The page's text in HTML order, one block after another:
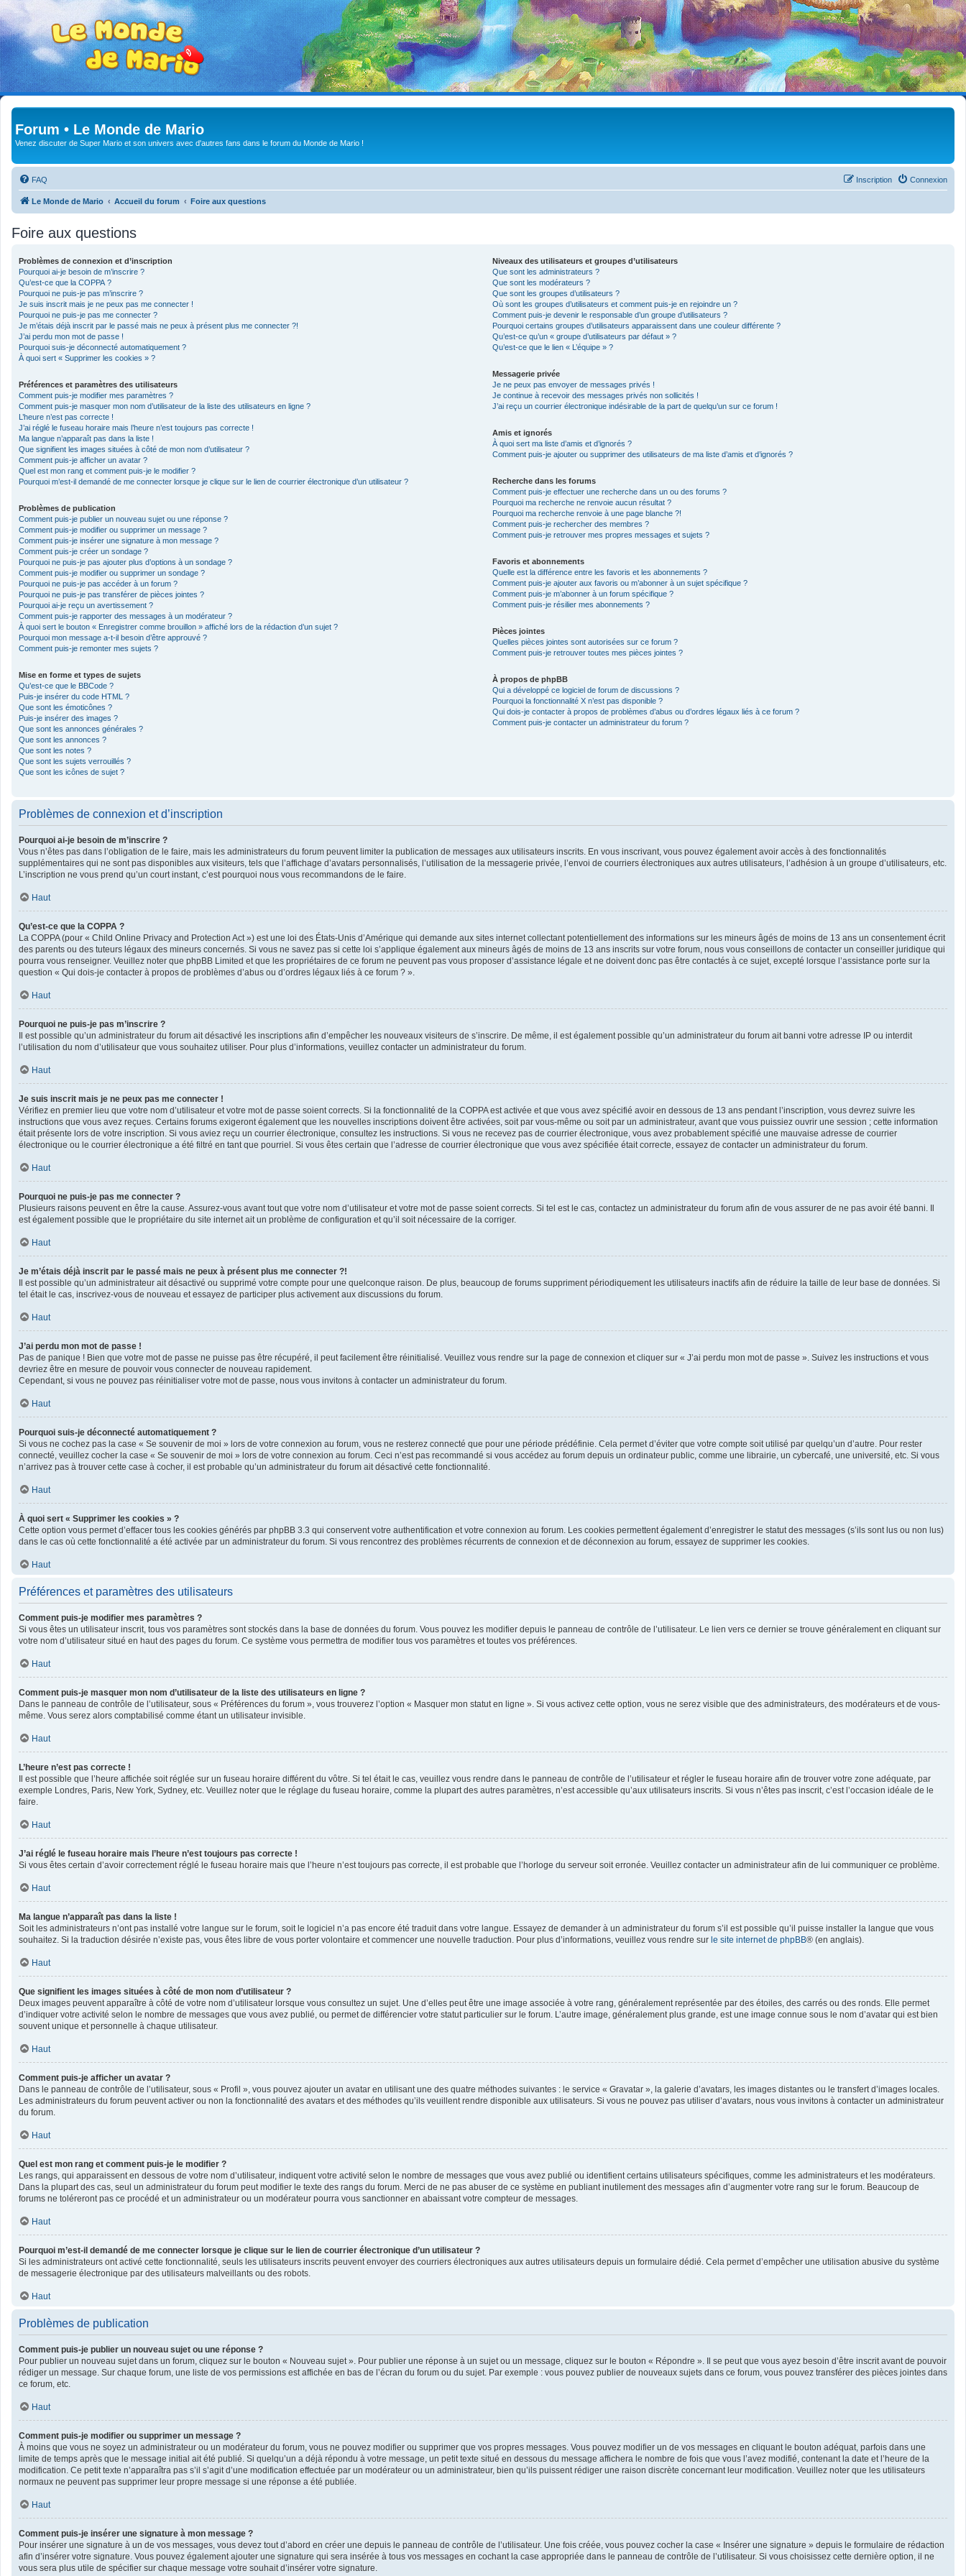
Forum • Le Monde de Mario
Venez discuter de Super Mario et son univers avec d'autres fans dans le forum du Monde de Mario !
FAQ Connexion
Inscription
Le Monde de Mario Accueil du forum Foire aux questions
Foire aux questions
Problèmes de connexion et d’inscription
Pourquoi ai-je besoin de m’inscrire ?
Qu’est-ce que la COPPA ?
Pourquoi ne puis-je pas m’inscrire ?
Je suis inscrit mais je ne peux pas me connecter !
Pourquoi ne puis-je pas me connecter ?
Je m’étais déjà inscrit par le passé mais ne peux à présent plus me connecter ?!
J’ai perdu mon mot de passe !
Pourquoi suis-je déconnecté automatiquement ?
À quoi sert « Supprimer les cookies » ?
Préférences et paramètres des utilisateurs
Comment puis-je modifier mes paramètres ?
Comment puis-je masquer mon nom d’utilisateur de la liste des utilisateurs en ligne ?
L’heure n’est pas correcte !
J’ai réglé le fuseau horaire mais l’heure n’est toujours pas correcte !
Ma langue n’apparaît pas dans la liste !
Que signifient les images situées à côté de mon nom d’utilisateur ?
Comment puis-je afficher un avatar ?
Quel est mon rang et comment puis-je le modifier ?
Pourquoi m’est-il demandé de me connecter lorsque je clique sur le lien de courrier électronique d’un utilisateur ?
Problèmes de publication
Comment puis-je publier un nouveau sujet ou une réponse ?
Comment puis-je modifier ou supprimer un message ?
Comment puis-je insérer une signature à mon message ?
Comment puis-je créer un sondage ?
Pourquoi ne puis-je pas ajouter plus d’options à un sondage ?
Comment puis-je modifier ou supprimer un sondage ?
Pourquoi ne puis-je pas accéder à un forum ?
Pourquoi ne puis-je pas transférer de pièces jointes ?
Pourquoi ai-je reçu un avertissement ?
Comment puis-je rapporter des messages à un modérateur ?
À quoi sert le bouton « Enregistrer comme brouillon » affiché lors de la rédaction d’un sujet ?
Pourquoi mon message a-t-il besoin d’être approuvé ?
Comment puis-je remonter mes sujets ?
Mise en forme et types de sujets
Qu’est-ce que le BBCode ?
Puis-je insérer du code HTML ?
Que sont les émoticônes ?
Puis-je insérer des images ?
Que sont les annonces générales ?
Que sont les annonces ?
Que sont les notes ?
Que sont les sujets verrouillés ?
Que sont les icônes de sujet ?
Niveaux des utilisateurs et groupes d’utilisateurs
Que sont les administrateurs ?
Que sont les modérateurs ?
Que sont les groupes d’utilisateurs ?
Où sont les groupes d’utilisateurs et comment puis-je en rejoindre un ?
Comment puis-je devenir le responsable d’un groupe d’utilisateurs ?
Pourquoi certains groupes d’utilisateurs apparaissent dans une couleur différente ?
Qu’est-ce qu’un « groupe d’utilisateurs par défaut » ?
Qu’est-ce que le lien « L’équipe » ?
Messagerie privée
Je ne peux pas envoyer de messages privés !
Je continue à recevoir des messages privés non sollicités !
J’ai reçu un courrier électronique indésirable de la part de quelqu’un sur ce forum !
Amis et ignorés
À quoi sert ma liste d’amis et d’ignorés ?
Comment puis-je ajouter ou supprimer des utilisateurs de ma liste d’amis et d’ignorés ?
Recherche dans les forums
Comment puis-je effectuer une recherche dans un ou des forums ?
Pourquoi ma recherche ne renvoie aucun résultat ?
Pourquoi ma recherche renvoie à une page blanche ?!
Comment puis-je rechercher des membres ?
Comment puis-je retrouver mes propres messages et sujets ?
Favoris et abonnements
Quelle est la différence entre les favoris et les abonnements ?
Comment puis-je ajouter aux favoris ou m’abonner à un sujet spécifique ?
Comment puis-je m’abonner à un forum spécifique ?
Comment puis-je résilier mes abonnements ?
Pièces jointes
Quelles pièces jointes sont autorisées sur ce forum ?
Comment puis-je retrouver toutes mes pièces jointes ?
À propos de phpBB
Qui a développé ce logiciel de forum de discussions ?
Pourquoi la fonctionnalité X n’est pas disponible ?
Qui dois-je contacter à propos de problèmes d’abus ou d’ordres légaux liés à ce forum ?
Comment puis-je contacter un administrateur du forum ?
Problèmes de connexion et d’inscription
Pourquoi ai-je besoin de m’inscrire ?
Vous n’êtes pas dans l’obligation de le faire, mais les administrateurs du forum peuvent limiter la publication de messages aux utilisateurs inscrits. En vous inscrivant, vous pouvez également avoir accès à des fonctionnalités
supplémentaires qui ne sont pas disponibles aux visiteurs, tels que l’affichage d’avatars personnalisés, l’utilisation de la messagerie privée, l’envoi de courriers électroniques aux autres utilisateurs, l’adhésion à un groupe d’utilisateurs, etc.
L’inscription ne vous prend qu’un court instant, c’est pourquoi nous vous recommandons de le faire.
Haut
Qu’est-ce que la COPPA ?
La COPPA (pour « Child Online Privacy and Protection Act ») est une loi des États-Unis d’Amérique qui demande aux sites internet collectant potentiellement des informations sur les mineurs âgés de moins de 13 ans un consentement écrit
des parents ou des tuteurs légaux des mineurs concernés. Si vous ne savez pas si cette loi s’applique également aux mineurs âgés de moins de 13 ans inscrits sur votre forum, nous vous conseillons de contacter un conseiller juridique qui
pourra vous renseigner. Veuillez noter que phpBB Limited et que les propriétaires de ce forum ne peuvent pas vous proposer d’assistance légale et ne doivent donc pas être contactés à ce sujet, excepté lorsque l’assistance porte sur la
question « Qui dois-je contacter à propos de problèmes d’abus ou d’ordres légaux liés à ce forum ? ».
Haut
Pourquoi ne puis-je pas m’inscrire ?
Il est possible qu’un administrateur du forum ait désactivé les inscriptions afin d’empêcher les nouveaux visiteurs de s’inscrire. De même, il est également possible qu’un administrateur du forum ait banni votre adresse IP ou interdit
l’utilisation du nom d’utilisateur que vous souhaitez utiliser. Pour plus d’informations, veuillez contacter un administrateur du forum.
Haut
Je suis inscrit mais je ne peux pas me connecter !
Vérifiez en premier lieu que votre nom d’utilisateur et votre mot de passe soient corrects. Si la fonctionnalité de la COPPA est activée et que vous avez spécifié avoir en dessous de 13 ans pendant l’inscription, vous devrez suivre les
instructions que vous avez reçues. Certains forums exigeront également que les nouvelles inscriptions doivent être activées, soit par vous-même ou soit par un administrateur, avant que vous puissiez ouvrir une session ; cette information
était présente lors de votre inscription. Si vous aviez reçu un courrier électronique, consultez les instructions. Si vous ne recevez pas de courrier électronique, vous avez probablement spécifié une mauvaise adresse de courrier
électronique ou le courrier électronique a été filtré en tant que pourriel. Si vous êtes certain que l’adresse de courrier électronique que vous avez spécifiée était correcte, essayez de contacter un administrateur du forum.
Haut
Pourquoi ne puis-je pas me connecter ?
Plusieurs raisons peuvent en être la cause. Assurez-vous avant tout que votre nom d’utilisateur et votre mot de passe soient corrects. Si tel est le cas, contactez un administrateur du forum afin de vous assurer de ne pas avoir été banni. Il
est également possible que le propriétaire du site internet ait un problème de configuration et qu’il soit nécessaire de la corriger.
Haut
Je m’étais déjà inscrit par le passé mais ne peux à présent plus me connecter ?!
Il est possible qu’un administrateur ait désactivé ou supprimé votre compte pour une quelconque raison. De plus, beaucoup de forums suppriment périodiquement les utilisateurs inactifs afin de réduire la taille de leur base de données. Si
tel était le cas, inscrivez-vous de nouveau et essayez de participer plus activement aux discussions du forum.
Haut
J’ai perdu mon mot de passe !
Pas de panique ! Bien que votre mot de passe ne puisse pas être récupéré, il peut facilement être réinitialisé. Veuillez vous rendre sur la page de connexion et cliquer sur « J’ai perdu mon mot de passe ». Suivez les instructions et vous
devriez être en mesure de pouvoir vous connecter de nouveau rapidement.
Cependant, si vous ne pouvez pas réinitialiser votre mot de passe, nous vous invitons à contacter un administrateur du forum.
Haut
Pourquoi suis-je déconnecté automatiquement ?
Si vous ne cochez pas la case « Se souvenir de moi » lors de votre connexion au forum, vous ne resterez connecté que pour une période prédéfinie. Cela permet d’éviter que votre compte soit utilisé par quelqu’un d’autre. Pour rester
connecté, veuillez cocher la case « Se souvenir de moi » lors de votre connexion au forum. Ceci n’est pas recommandé si vous accédez au forum depuis un ordinateur public, comme une librairie, un cybercafé, une université, etc. Si vous
n’arrivez pas à trouver cette case à cocher, il est probable qu’un administrateur du forum ait désactivé cette fonctionnalité.
Haut
À quoi sert « Supprimer les cookies » ?
Cette option vous permet d’effacer tous les cookies générés par phpBB 3.3 qui conservent votre authentification et votre connexion au forum. Les cookies permettent également d’enregistrer le statut des messages (s’ils sont lus ou non lus)
dans le cas où cette fonctionnalité a été activée par un administrateur du forum. Si vous rencontrez des problèmes récurrents de connexion et de déconnexion au forum, essayez de supprimer les cookies.
Haut
Préférences et paramètres des utilisateurs
Comment puis-je modifier mes paramètres ?
Si vous êtes un utilisateur inscrit, tous vos paramètres sont stockés dans la base de données du forum. Vous pouvez les modifier depuis le panneau de contrôle de l’utilisateur. Le lien vers ce dernier se trouve généralement en cliquant sur
votre nom d’utilisateur situé en haut des pages du forum. Ce système vous permettra de modifier tous vos paramètres et toutes vos préférences.
Haut
Comment puis-je masquer mon nom d’utilisateur de la liste des utilisateurs en ligne ?
Dans le panneau de contrôle de l’utilisateur, sous « Préférences du forum », vous trouverez l’option « Masquer mon statut en ligne ». Si vous activez cette option, vous ne serez visible que des administrateurs, des modérateurs et de vous-
même. Vous serez alors comptabilisé comme étant un utilisateur invisible.
Haut
L’heure n’est pas correcte !
Il est possible que l’heure affichée soit réglée sur un fuseau horaire différent du vôtre. Si tel était le cas, veuillez vous rendre dans le panneau de contrôle de l’utilisateur et régler le fuseau horaire afin de trouver votre zone adéquate, par
exemple Londres, Paris, New York, Sydney, etc. Veuillez noter que le réglage du fuseau horaire, comme la plupart des autres paramètres, n’est accessible qu’aux utilisateurs inscrits. Si vous n’êtes pas inscrit, c’est l’occasion idéale de le
faire.
Haut
J’ai réglé le fuseau horaire mais l’heure n’est toujours pas correcte !
Si vous êtes certain d’avoir correctement réglé le fuseau horaire mais que l’heure n’est toujours pas correcte, il est probable que l’horloge du serveur soit erronée. Veuillez contacter un administrateur afin de lui communiquer ce problème.
Haut
Ma langue n’apparaît pas dans la liste !
Soit les administrateurs n’ont pas installé votre langue sur le forum, soit le logiciel n’a pas encore été traduit dans votre langue. Essayez de demander à un administrateur du forum s’il est possible qu’il puisse installer la langue que vous
souhaitez. Si la traduction désirée n’existe pas, vous êtes libre de vous porter volontaire et commencer une nouvelle traduction. Pour plus d’informations, veuillez vous rendre sur le site internet de phpBB® (en anglais).
Haut
Que signifient les images situées à côté de mon nom d’utilisateur ?
Deux images peuvent apparaître à côté de votre nom d’utilisateur lorsque vous consultez un sujet. Une d’elles peut être une image associée à votre rang, généralement représentée par des étoiles, des carrés ou des ronds. Elle permet
d’indiquer votre activité selon le nombre de messages que vous avez publié, ou permet de différencier votre statut particulier sur le forum. L’autre image, généralement plus grande, est une image connue sous le nom d’avatar qui est bien
souvent unique et personnelle à chaque utilisateur.
Haut
Comment puis-je afficher un avatar ?
Dans le panneau de contrôle de l’utilisateur, sous « Profil », vous pouvez ajouter un avatar en utilisant une des quatre méthodes suivantes : le service « Gravatar », la galerie d’avatars, les images distantes ou le transfert d’images locales.
Les administrateurs du forum peuvent activer ou non la fonctionnalité des avatars et des méthodes qu’ils veuillent rendre disponible aux utilisateurs. Si vous ne pouvez pas utiliser d’avatars, nous vous invitons à contacter un administrateur
du forum.
Haut
Quel est mon rang et comment puis-je le modifier ?
Les rangs, qui apparaissent en dessous de votre nom d’utilisateur, indiquent votre activité selon le nombre de messages que vous avez publié ou identifient certains utilisateurs spécifiques, comme les administrateurs et les modérateurs.
Dans la plupart des cas, seul un administrateur du forum peut modifier le texte des rangs du forum. Merci de ne pas abuser de ce système en publiant inutilement des messages afin d’augmenter votre rang sur le forum. Beaucoup de
forums ne toléreront pas ce procédé et un administrateur ou un modérateur pourra vous sanctionner en abaissant votre compteur de messages.
Haut
Pourquoi m’est-il demandé de me connecter lorsque je clique sur le lien de courrier électronique d’un utilisateur ?
Si les administrateurs ont activé cette fonctionnalité, seuls les utilisateurs inscrits peuvent envoyer des courriers électroniques aux autres utilisateurs depuis un formulaire dédié. Cela permet d’empêcher une utilisation abusive du système
de messagerie électronique par des utilisateurs malveillants ou des robots.
Haut
Problèmes de publication
Comment puis-je publier un nouveau sujet ou une réponse ?
Pour publier un nouveau sujet dans un forum, cliquez sur le bouton « Nouveau sujet ». Pour publier une réponse à un sujet ou un message, cliquez sur le bouton « Répondre ». Il se peut que vous ayez besoin d’être inscrit avant de pouvoir
rédiger un message. Sur chaque forum, une liste de vos permissions est affichée en bas de l’écran du forum ou du sujet. Par exemple : vous pouvez publier de nouveaux sujets dans ce forum, vous pouvez transférer des pièces jointes dans
ce forum, etc.
Haut
Comment puis-je modifier ou supprimer un message ?
À moins que vous ne soyez un administrateur ou un modérateur du forum, vous ne pouvez modifier ou supprimer que vos propres messages. Vous pouvez modifier un de vos messages en cliquant le bouton adéquat, parfois dans une
limite de temps après que le message initial ait été publié. Si quelqu’un a déjà répondu à votre message, un petit texte situé en dessous du message affichera le nombre de fois que vous l’avez modifié, contenant la date et l’heure de la
modification. Ce petit texte n’apparaîtra pas s’il s’agit d’une modification effectuée par un modérateur ou un administrateur, bien qu’ils puissent rédiger une raison discrète concernant leur modification. Veuillez noter que les utilisateurs
normaux ne peuvent pas supprimer leur propre message si une réponse a été publiée.
Haut
Comment puis-je insérer une signature à mon message ?
Pour insérer une signature à un de vos messages, vous devez tout d’abord en créer une depuis le panneau de contrôle de l’utilisateur. Une fois créée, vous pouvez cocher la case « Insérer une signature » depuis le formulaire de rédaction
afin d’insérer votre signature. Vous pouvez également ajouter une signature qui sera insérée à tous vos messages en cochant la case appropriée dans le panneau de contrôle de l’utilisateur. Si vous choisissez cette dernière option, il ne
vous sera plus utile de spécifier sur chaque message votre souhait d’insérer votre signature.